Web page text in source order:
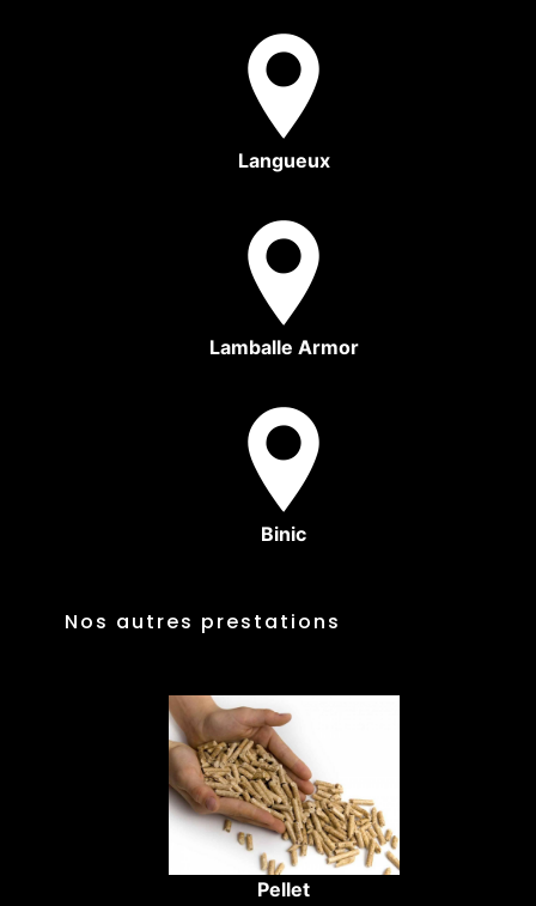
Langueux
Lamballe Armor
Binic
Nos autres prestations
Pellet